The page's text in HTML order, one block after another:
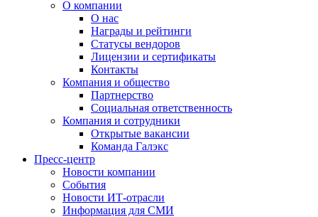
О компании
О нас
Награды и рейтинги
Статусы вендоров
Лицензии и сертификаты
Контакты
Компания и общество
Партнерство
Социальная ответственность
Компания и сотрудники
Открытые вакансии
Команда Галэкс
Пресс-центр
Новости компании
События
Новости ИТ-отрасли
Информация для СМИ